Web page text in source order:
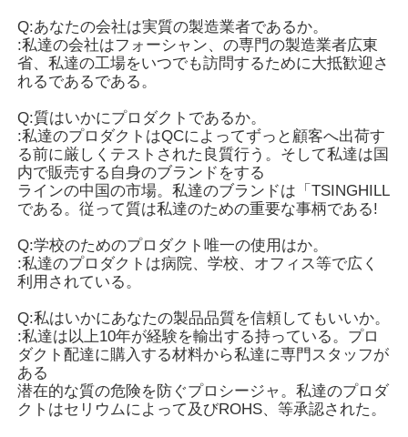
Q:あなたの会社は実質の製造業者であるか。
:私達の会社はフォーシャン、の専門の製造業者広東
省、私達の工場をいつでも訪問するために大抵歓迎さ
れるであるである。
Q:質はいかにプロダクトであるか。
:私達のプロダクトはQCによってずっと顧客へ出荷す
る前に厳しくテストされた良質行う。そして私達は国
内で販売する自身のブランドをする
ラインの中国の市場。私達のブランドは「TSINGHILL
である。従って質は私達のための重要な事柄である!
Q:学校のためのプロダクト唯一の使用はか。
:私達のプロダクトは病院、学校、オフィス等で広く
利用されている。
Q:私はいかにあなたの製品品質を信頼してもいいか。
:私達は以上10年が経験を輸出する持っている。プロ
ダクト配達に購入する材料から私達に専門スタッフが
ある
潜在的な質の危険を防ぐプロシージャ。私達のプロダ
クトはセリウムによって及びROHS、等承認された。